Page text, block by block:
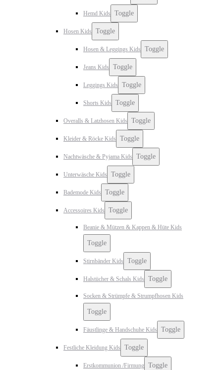
Hemd Kids Toggle
Hosen Kids Toggle
Hosen & Leggings Kids Toggle
Jeans Kids Toggle
Leggings Kids Toggle
Shorts Kids Toggle
Overalls & Latzhosen Kids Toggle
Kleider & Röcke Kids Toggle
Nachtwäsche & Pyjama Kids Toggle
Unterwäsche Kids Toggle
Bademode Kids Toggle
Accessoires Kids Toggle
Beanie & Mützen & Kappen & Hüte Kids
Toggle
Stirnbänder Kids Toggle
Halstücher & Schals Kids Toggle
Socken & Strümpfe & Strumpfhosen Kids
Toggle
Fäustlinge & Handschuhe Kids Toggle
Festliche Kleidung Kids Toggle
Erstkommunion /Firmung Toggle